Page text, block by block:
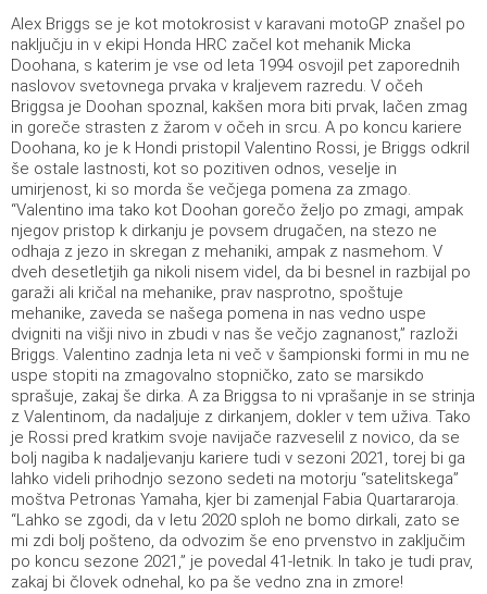
Alex Briggs se je kot motokrosist v karavani motoGP znašel po
naključju in v ekipi Honda HRC začel kot mehanik Micka
Doohana, s katerim je vse od leta 1994 osvojil pet zaporednih
naslovov svetovnega prvaka v kraljevem razredu. V očeh
Briggsa je Doohan spoznal, kakšen mora biti prvak, lačen zmag
in goreče strasten z žarom v očeh in srcu. A po koncu kariere
Doohana, ko je k Hondi pristopil Valentino Rossi, je Briggs odkril
še ostale lastnosti, kot so pozitiven odnos, veselje in
umirjenost, ki so morda še večjega pomena za zmago.
“Valentino ima tako kot Doohan gorečo željo po zmagi, ampak
njegov pristop k dirkanju je povsem drugačen, na stezo ne
odhaja z jezo in skregan z mehaniki, ampak z nasmehom. V
dveh desetletjih ga nikoli nisem videl, da bi besnel in razbijal po
garaži ali kričal na mehanike, prav nasprotno, spoštuje
mehanike, zaveda se našega pomena in nas vedno uspe
dvigniti na višji nivo in zbudi v nas še večjo zagnanost,” razloži
Briggs. Valentino zadnja leta ni več v šampionski formi in mu ne
uspe stopiti na zmagovalno stopničko, zato se marsikdo
sprašuje, zakaj še dirka. A za Briggsa to ni vprašanje in se strinja
z Valentinom, da nadaljuje z dirkanjem, dokler v tem uživa. Tako
je Rossi pred kratkim svoje navijače razveselil z novico, da se
bolj nagiba k nadaljevanju kariere tudi v sezoni 2021, torej bi ga
lahko videli prihodnjo sezono sedeti na motorju “satelitskega”
moštva Petronas Yamaha, kjer bi zamenjal Fabia Quartararoja.
“Lahko se zgodi, da v letu 2020 sploh ne bomo dirkali, zato se
mi zdi bolj pošteno, da odvozim še eno prvenstvo in zaključim
po koncu sezone 2021,” je povedal 41-letnik. In tako je tudi prav,
zakaj bi človek odnehal, ko pa še vedno zna in zmore!